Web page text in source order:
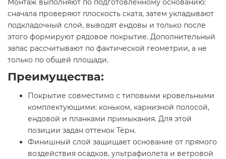
Монтаж выполняют по подготовленному основанию:
сначала проверяют плоскость ската, затем укладывают
подкладочный слой, выводят ендовы и только после
этого формируют рядовое покрытие. Дополнительный
запас рассчитывают по фактической геометрии, а не
только по общей площади.
Преимущества:
Покрытие совместимо с типовыми кровельными
комплектующими: коньком, карнизной полосой,
ендовой и планками примыкания. Для этой
позиции задан оттенок Тёрн.
Финишный слой защищает основание от прямого
воздействия осадков, ультрафиолета и ветровой